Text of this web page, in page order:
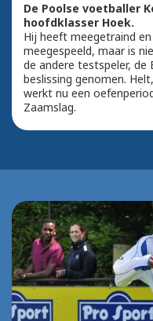
De Poolse voetballer
hoofdklasser Hoek.
Hij heeft meegetraind
meegespeeld, maar is
de andere testspeler, de
beslissing genomen.
werkt nu een
Zaamslag.